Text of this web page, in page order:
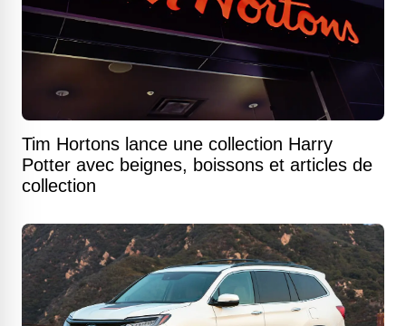
Tim Hortons lance une collection Harry
Potter avec beignes, boissons et articles de
collection